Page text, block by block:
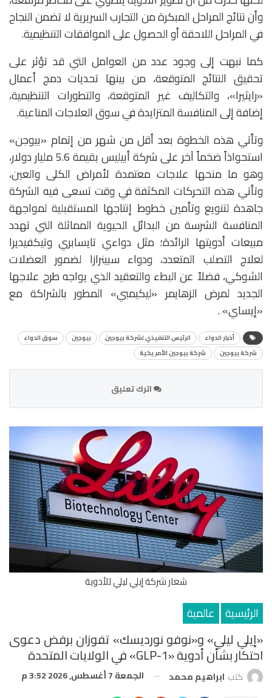
وأن نتائج المراحل المبكرة من التجارب السريرية لا تضمن النجاح
في المراحل اللاحقة أو الحصول على الموافقات التنظيمية.
كما نبهت إلى وجود عدد من العوامل التي قد تؤثر على
تحقيق النتائج المتوقعة، من بينها تحديات دمج أعمال
«رايثيرا»، والتكاليف غير المتوقعة، والتطورات التنظيمية،
إضافة إلى المنافسة المتزايدة في سوق العلاجات المناعية.
وتأتي هذه الخطوة بعد أقل من شهر من إتمام «بيوجن»
استحواذاً ضخماً آخر على شركة أبيليس بقيمة 5.6 مليار دولار،
وهو ما منحها علاجات معتمدة لأمراض الكلى والعين،
وتأتي هذه التحركات المكثفة في وقت تسعى فيه الشركة
جاهدة لتنويع وتأمين خطوط إنتاجها المستقبلية لمواجهة
المنافسة الشرسة من البدائل الحيوية المماثلة التي تهدد
مبيعات أدويتها الرائدة؛ مثل دواءي تايسابري وتيكفيديرا
لعلاج التصلب المتعدد، ودواء سبينرازا لضمور العضلات
الشوكي، فضلاً عن البطء والتعقيد الذي يواجه طرح علاجها
الجديد لمرض الزهايمر «ليكيمبي» المطور بالشراكة مع
«إيساي» .
أخبار الدواء الرئيس التنفيذي لشركة بيوجين بيوجين
سوق الدواء
شركة بيوجين
شركة بيوجين الأمريكية
اترك تعليق
شعار شركة إيلي ليلي للأدوية
الرئيسية عالمية
«إيلي ليلي» و«نوفو نورديسك» تفوزان برفض دعوى
احتكار بشأن أدوية «GLP-1» في الولايات المتحدة
كتب ابراهيم محمد الجمعة 7 أغسطس, 2026 3:52 م